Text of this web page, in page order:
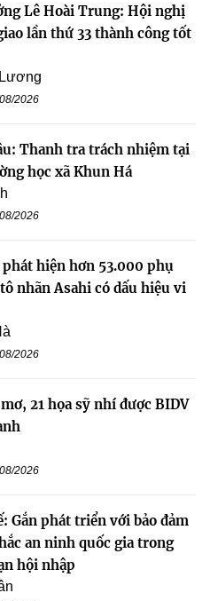
Lê Hoài Trung: Hội nghị
lần thứ 33 thành công tốt
2026
Thanh tra trách nhiệm tại
học xã Khun Há
2026
hiện hơn 53.000 phụ
nhãn Asahi có dấu hiệu vi
2026
21 họa sỹ nhí được BIDV
2026
Gắn phát triển với bảo đảm
an ninh quốc gia trong
hội nhập